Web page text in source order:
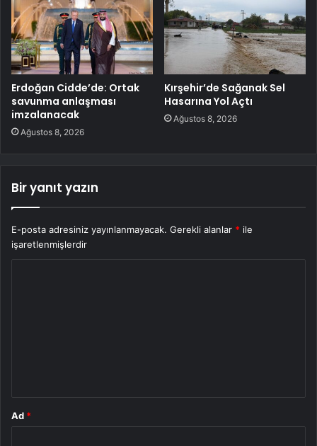
Erdoğan Cidde’de: Ortak
savunma anlaşması
imzalanacak
Ağustos 8, 2026
Kırşehir’de Sağanak Sel
Hasarına Yol Açtı
Ağustos 8, 2026
Bir yanıt yazın
E-posta adresiniz yayınlanmayacak. Gerekli alanlar * ile
işaretlenmişlerdir
Ad *